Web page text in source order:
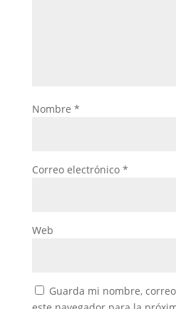
Nombre *
Correo electrónico *
Web
Guarda mi nombre,